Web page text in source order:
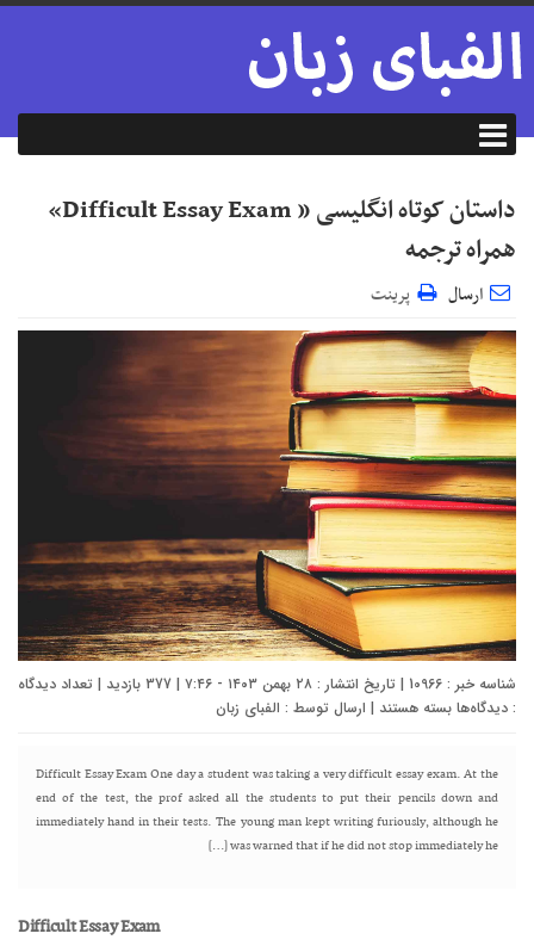
داستان کوتاه انگلیسی « Difficult Essay Exam»
همراه ترجمه
ارسال پرینت
شناسه خبر : 10966 | تاریخ انتشار : ۲۸ بهمن ۱۴۰۳ - ۷:۴۶ | 377 بازدید | تعداد دیدگاه
: دیدگاه‌ها برای
انگلیسی
Difficult
Essay
Exam»
بسته هستند | ارسال توسط : الفبای زبان
Difficult Essay Exam One day a student was taking a very difficult essay exam. At the
end of the test, the prof asked all the students to put their pencils down and
immediately hand in their tests. The young man kept writing furiously, although he
was warned that if he did not stop immediately he […]
Difficult Essay Exam